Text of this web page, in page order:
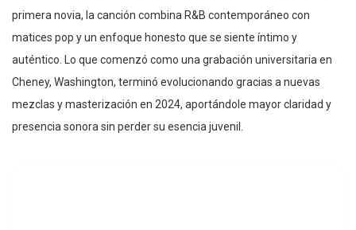
primera novia, la canción combina R&B contemporáneo con
matices pop y un enfoque honesto que se siente íntimo y
auténtico. Lo que comenzó como una grabación universitaria en
Cheney, Washington, terminó evolucionando gracias a nuevas
mezclas y masterización en 2024, aportándole mayor claridad y
presencia sonora sin perder su esencia juvenil.